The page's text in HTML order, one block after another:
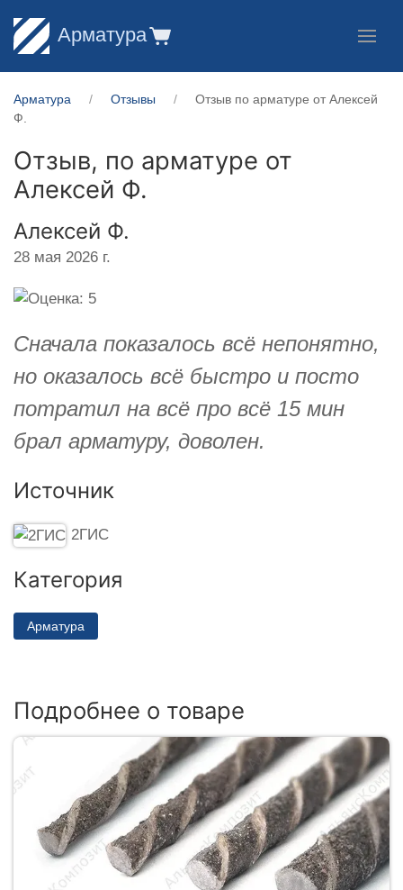
Арматура
Арматура Отзывы
Отзыв по арматуре от Алексей
Ф.
Отзыв, по арматуре от
Алексей Ф.
Алексей Ф.
28 мая 2026 г.
Сначала показалось всё непонятно,
но оказалось всё быстро и посто
потратил на всё про всё 15 мин
брал арматуру, доволен.
Источник
2ГИС
Категория
Арматура
Подробнее о товаре